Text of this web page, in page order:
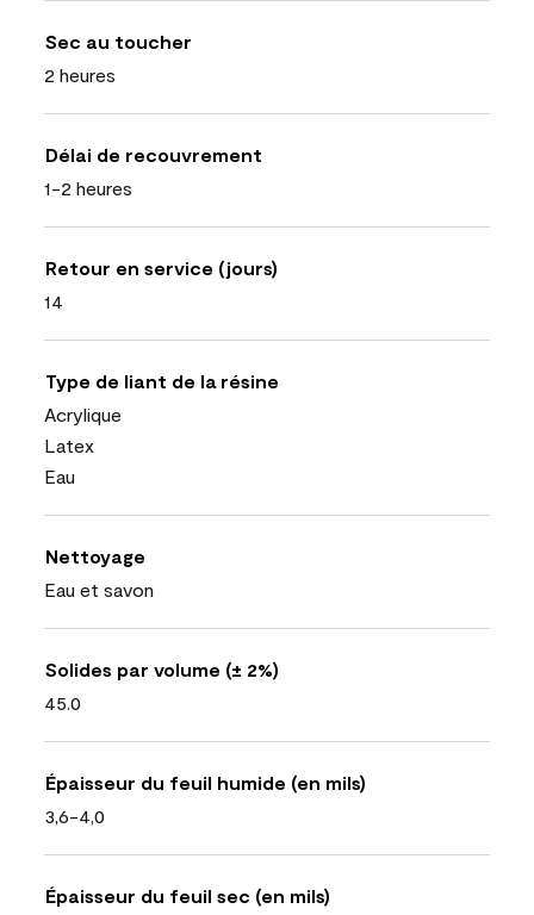
Sec au toucher
2 heures
Délai de recouvrement
1-2 heures
Retour en service (jours)
14
Type de liant de la résine
Acrylique
Latex
Eau
Nettoyage
Eau et savon
Solides par volume (± 2%)
45.0
Épaisseur du feuil humide (en mils)
3,6-4,0
Épaisseur du feuil sec (en mils)